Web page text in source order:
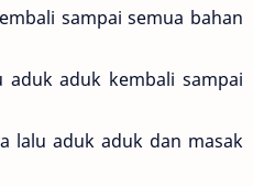
sampai semua bahan
aduk kembali sampai
lalu aduk aduk dan masak